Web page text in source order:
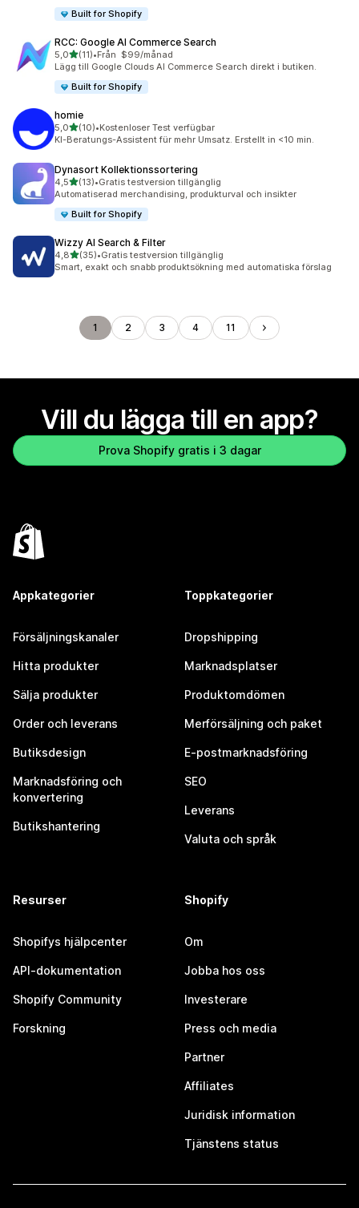
Built for Shopify
RCC: Google AI Commerce Search
5,0av 5 stjärnor
(11)
11 recensioner totalt
•Från $99/månad
Lägg till Google Clouds AI Commerce Search direkt i butiken.
Built for Shopify
homie
5,0av 5 stjärnor
(10)
10 recensioner totalt
•Kostenloser Test verfügbar
KI-Beratungs-Assistent für mehr Umsatz. Erstellt in <10 min.
Dynasort Kollektionssortering
4,5av 5 stjärnor
(13)
13 recensioner totalt
•Gratis testversion tillgänglig
Automatiserad merchandising, produkturval och insikter
Built for Shopify
Wizzy AI Search & Filter
4,8av 5 stjärnor
(35)
35 recensioner totalt
•Gratis testversion tillgänglig
Smart, exakt och snabb produktsökning med automatiska förslag
1 2 3 4 11
Vill du lägga till en app?
Prova Shopify gratis i 3 dagar
Appkategorier
Försäljningskanaler
Hitta produkter
Sälja produkter
Order och leverans
Butiksdesign
Marknadsföring och
konvertering
Butikshantering
Toppkategorier
Dropshipping
Marknadsplatser
Produktomdömen
Merförsäljning och paket
E-postmarknadsföring
SEO
Leverans
Valuta och språk
Resurser
Shopifys hjälpcenter
API-dokumentation
Shopify Community
Forskning
Shopify
Om
Jobba hos oss
Investerare
Press och media
Partner
Affiliates
Juridisk information
Tjänstens status